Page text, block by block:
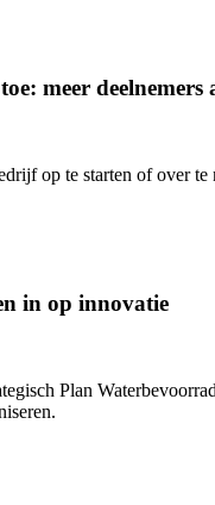
meer
op te starten of over
in op innovatie
Plan